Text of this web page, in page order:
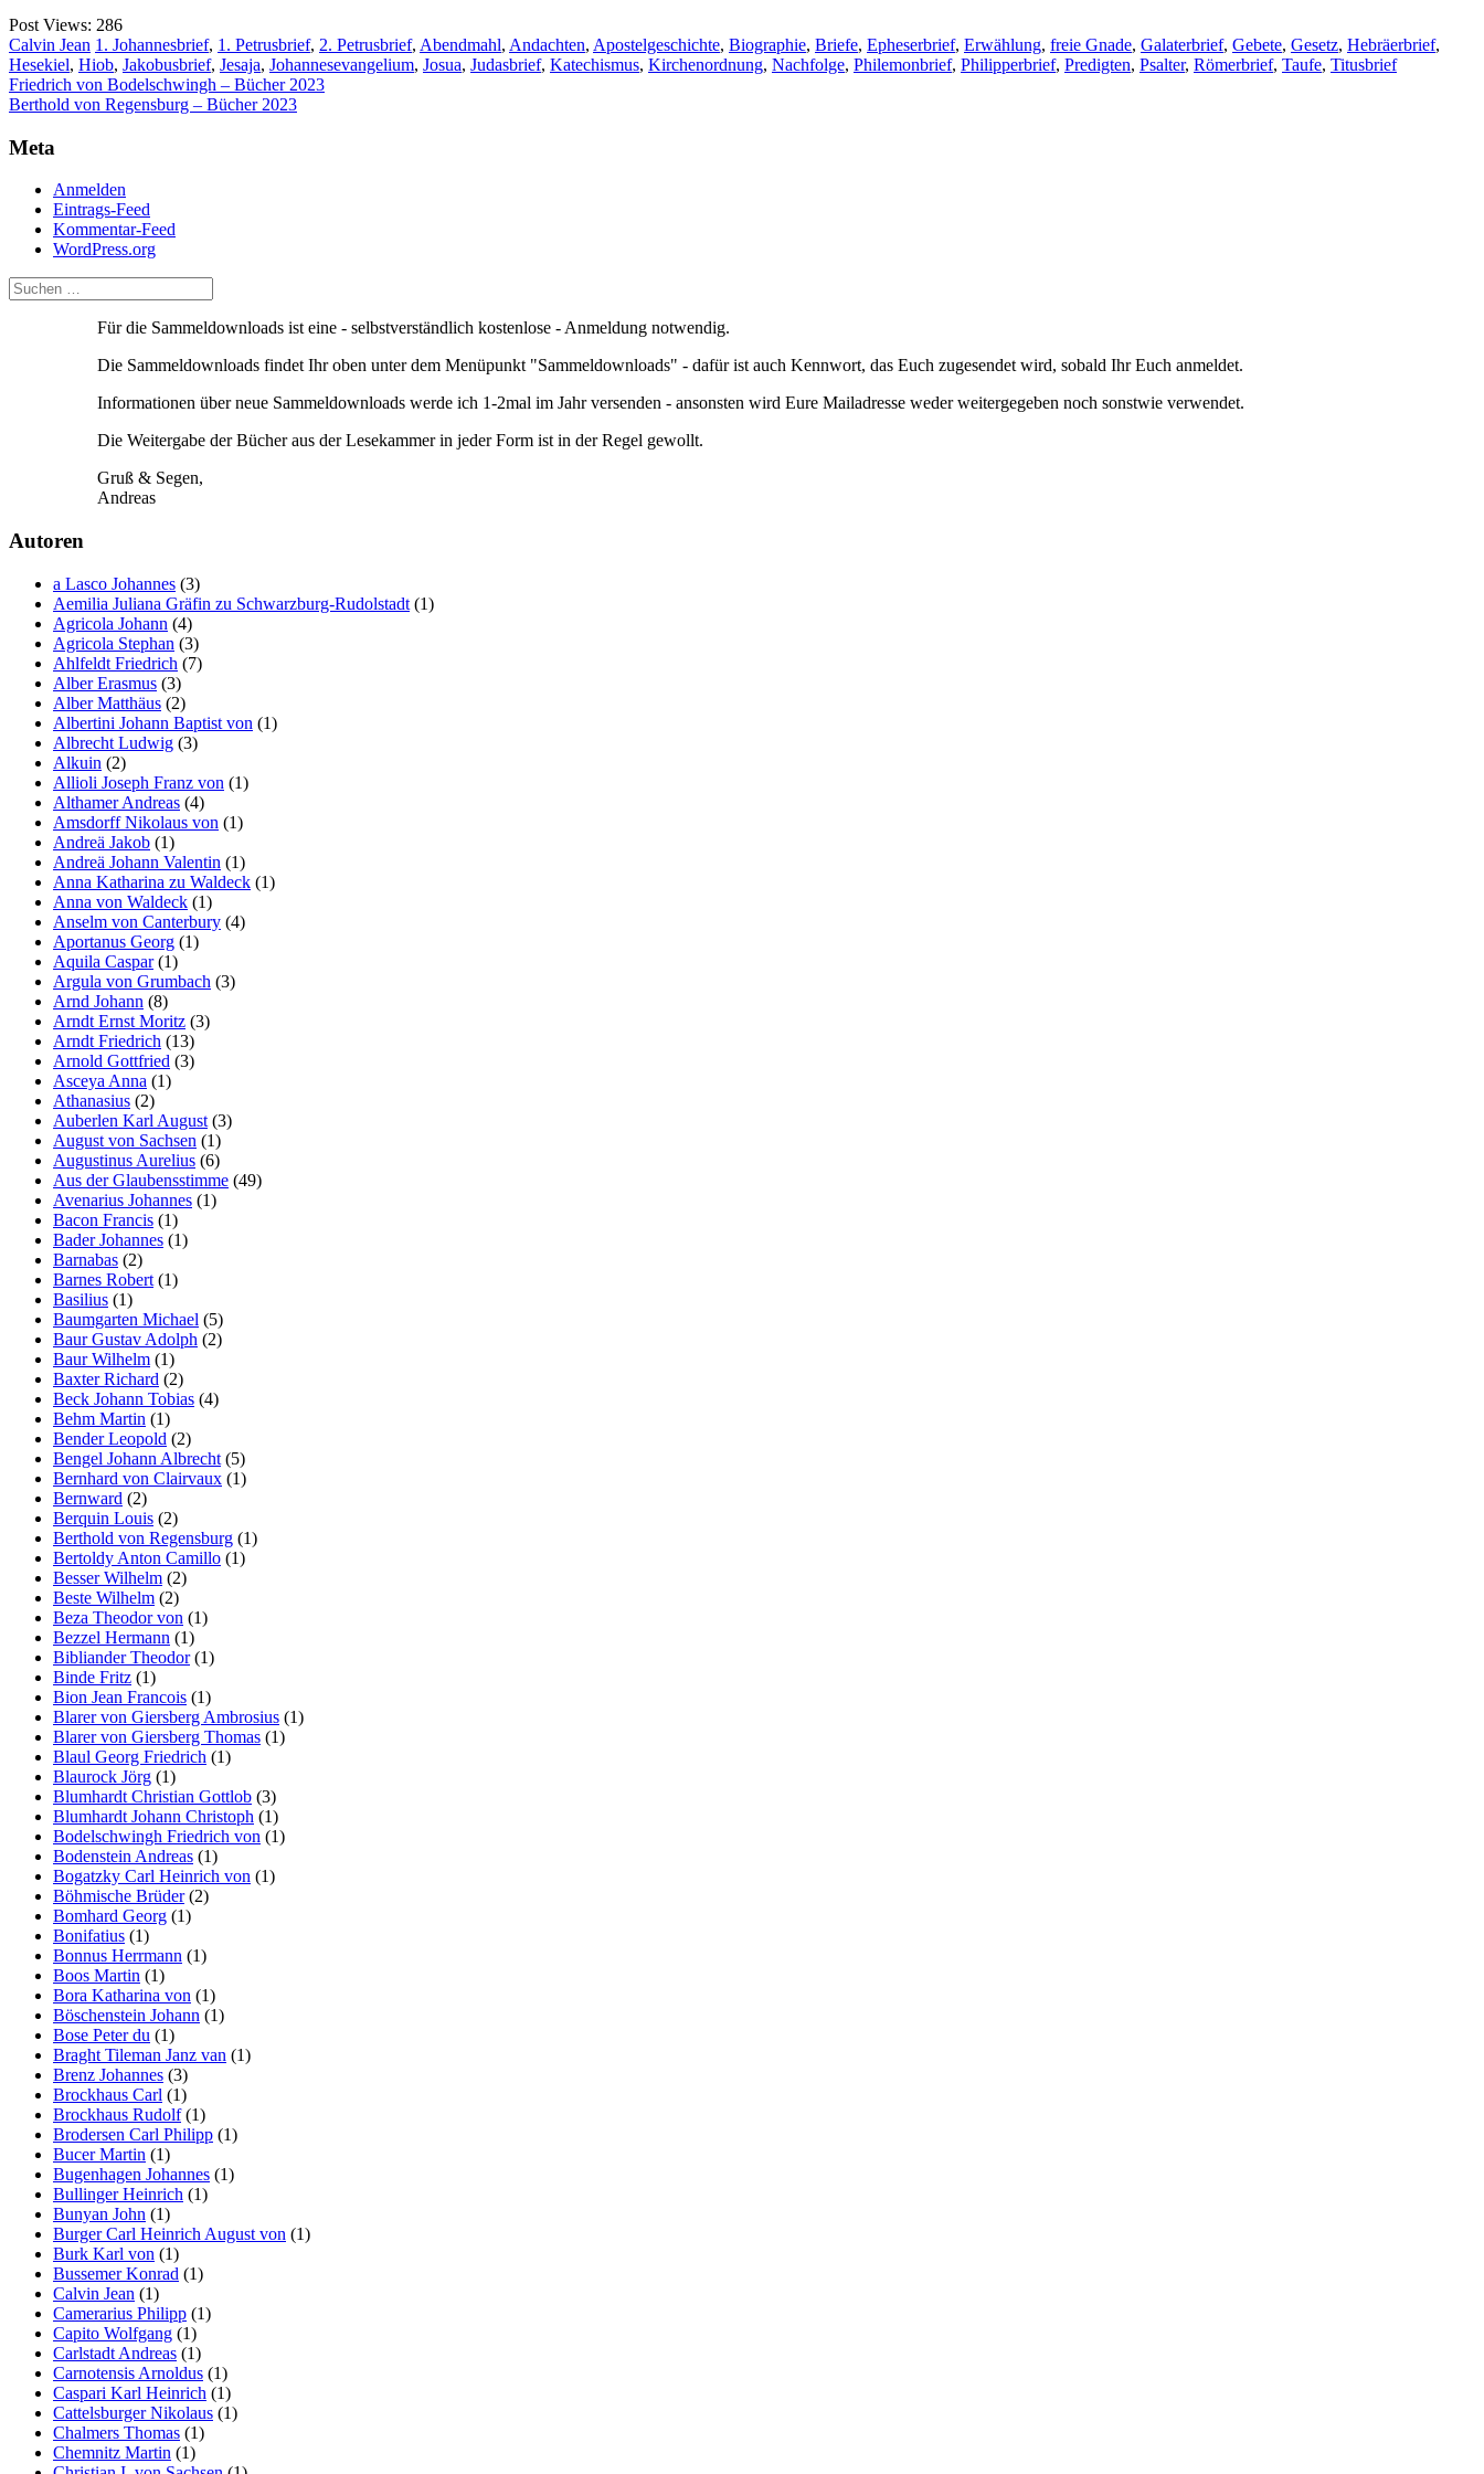
Post Views: 286
Calvin Jean 1. Johannesbrief, 1. Petrusbrief, 2. Petrusbrief, Abendmahl, Andachten, Apostelgeschichte, Biographie, Briefe, Epheserbrief, Erwählung, freie Gnade, Galaterbrief, Gebete, Gesetz, Hebräerbrief,
Hesekiel, Hiob, Jakobusbrief, Jesaja, Johannesevangelium, Josua, Judasbrief, Katechismus, Kirchenordnung, Nachfolge, Philemonbrief, Philipperbrief, Predigten, Psalter, Römerbrief, Taufe, Titusbrief
Beitragsnavigation
Friedrich von Bodelschwingh – Bücher 2023
Berthold von Regensburg – Bücher 2023
Meta
Anmelden
Eintrags-Feed
Kommentar-Feed
WordPress.org
Für die Sammeldownloads ist eine - selbstverständlich kostenlose - Anmeldung notwendig.
Die Sammeldownloads findet Ihr oben unter dem Menüpunkt "Sammeldownloads" - dafür ist auch Kennwort, das Euch zugesendet wird, sobald Ihr Euch anmeldet.
Informationen über neue Sammeldownloads werde ich 1-2mal im Jahr versenden - ansonsten wird Eure Mailadresse weder weitergegeben noch sonstwie verwendet.
Die Weitergabe der Bücher aus der Lesekammer in jeder Form ist in der Regel gewollt.
Gruß & Segen,
Andreas
Autoren
a Lasco Johannes (3)
Aemilia Juliana Gräfin zu Schwarzburg-Rudolstadt (1)
Agricola Johann (4)
Agricola Stephan (3)
Ahlfeldt Friedrich (7)
Alber Erasmus (3)
Alber Matthäus (2)
Albertini Johann Baptist von (1)
Albrecht Ludwig (3)
Alkuin (2)
Allioli Joseph Franz von (1)
Althamer Andreas (4)
Amsdorff Nikolaus von (1)
Andreä Jakob (1)
Andreä Johann Valentin (1)
Anna Katharina zu Waldeck (1)
Anna von Waldeck (1)
Anselm von Canterbury (4)
Aportanus Georg (1)
Aquila Caspar(1)
Argula von Grumbach (3)
Arnd Johann (8)
Arndt Ernst Moritz (3)
Arndt Friedrich (13)
Arnold Gottfried (3)
Asceya Anna (1)
Athanasius (2)
Auberlen Karl August (3)
August von Sachsen (1)
Augustinus Aurelius (6)
Aus der Glaubensstimme (49)
Avenarius Johannes (1)
Bacon Francis (1)
Bader Johannes (1)
Barnabas (2)
Barnes Robert (1)
Basilius (1)
Baumgarten Michael (5)
Baur Gustav Adolph (2)
Baur Wilhelm (1)
Baxter Richard (2)
Beck Johann Tobias (4)
Behm Martin (1)
Bender Leopold (2)
Bengel Johann Albrecht (5)
Bernhard von Clairvaux (1)
Bernward (2)
Berquin Louis (2)
Berthold von Regensburg (1)
Bertoldy Anton Camillo (1)
Besser Wilhelm (2)
Beste Wilhelm (2)
Beza Theodor von (1)
Bezzel Hermann (1)
Bibliander Theodor(1)
Binde Fritz (1)
Bion Jean Francois (1)
Blarer von Giersberg Ambrosius (1)
Blarer von Giersberg Thomas (1)
Blaul Georg Friedrich (1)
Blaurock Jörg (1)
Blumhardt Christian Gottlob (3)
Blumhardt Johann Christoph (1)
Bodelschwingh Friedrich von (1)
Bodenstein Andreas (1)
Bogatzky Carl Heinrich von (1)
Böhmische Brüder(2)
Bomhard Georg (1)
Bonifatius (1)
Bonnus Herrmann (1)
Boos Martin (1)
Bora Katharina von (1)
Böschenstein Johann (1)
Bose Peter du (1)
Braght Tileman Janz van (1)
Brenz Johannes (3)
Brockhaus Carl (1)
Brockhaus Rudolf(1)
Brodersen Carl Philipp (1)
Bucer Martin (1)
Bugenhagen Johannes (1)
Bullinger Heinrich (1)
Bunyan John (1)
Burger Carl Heinrich August von (1)
Burk Karl von (1)
Bussemer Konrad (1)
Calvin Jean (1)
Camerarius Philipp (1)
Capito Wolfgang (1)
Carlstadt Andreas (1)
Carnotensis Arnoldus (1)
Caspari Karl Heinrich (1)
Cattelsburger Nikolaus (1)
Chalmers Thomas (1)
Chemnitz Martin (1)